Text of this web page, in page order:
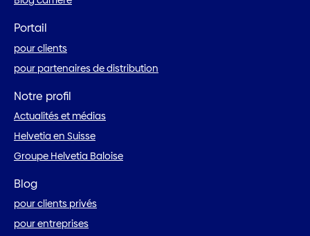
Portail
pour clients
pour partenaires de distribution
Notre profil
Actualités et médias
Helvetia en Suisse
Groupe Helvetia Baloise
Blog
pour clients privés
pour entreprises